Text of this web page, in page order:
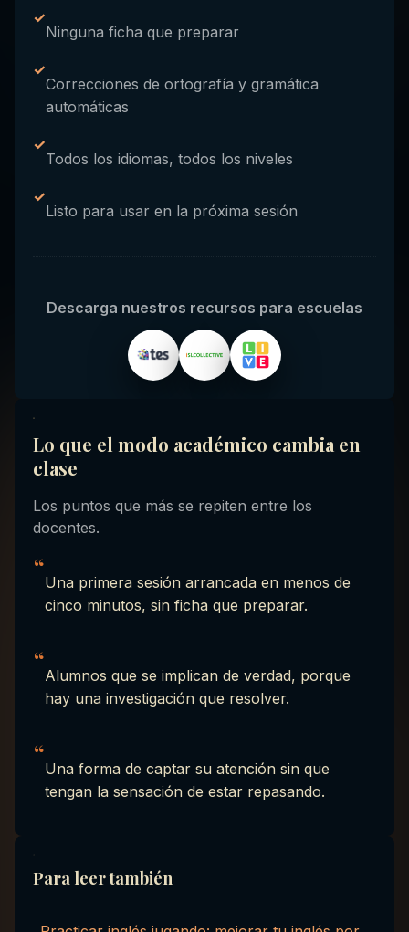
✓
Ninguna ficha que preparar
✓
Correcciones de ortografía y gramática
automáticas
✓
Todos los idiomas, todos los niveles
✓
Listo para usar en la próxima sesión
Descarga nuestros recursos para escuelas
Lo que el modo académico cambia en
clase
Los puntos que más se repiten entre los
docentes.
“Una primera sesión arrancada en menos de
cinco minutos, sin ficha que preparar.
“Alumnos que se implican de verdad, porque
hay una investigación que resolver.
“Una forma de captar su atención sin que
tengan la sensación de estar repasando.
Para leer también